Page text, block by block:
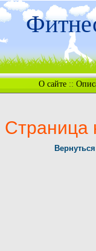
О сайте ::
Страница